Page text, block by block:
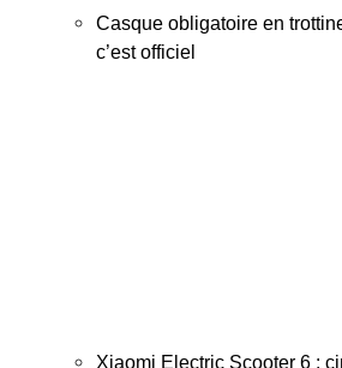
Casque obligatoire en
c’est officiel
Xiaomi Electric Scooter 6 :